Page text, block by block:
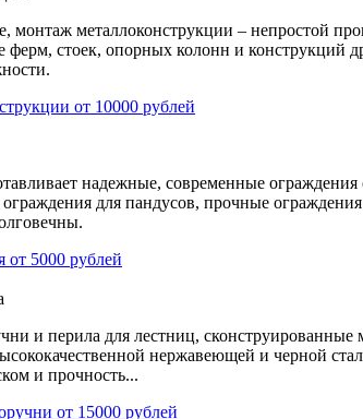
монтаж металлоконструкции – непростой
ферм, стоек, опорных колонн и конструкций
от 10000 рублей
надежные, современные
для пандусов, прочные
5000 рублей
и перила для лестниц,
нержавеющей и черной
и прочность...
от 15000 рублей